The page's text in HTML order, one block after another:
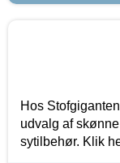
Hos
udvalg af
sytilbehør. Klik